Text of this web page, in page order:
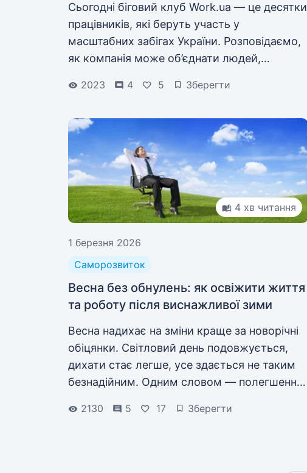
Сьогодні біговий клуб Work.ua — це десятки
працівників, які беруть участь у
масштабних забігах України. Розповідаємо,
як компанія може об’єднати людей,
спілкування і перетворити біг на частину
2023 4 5 Зберегти
4 хв читання
1 березня 2026
Саморозвиток
Весна без обнулень: як освіжити життя
та роботу після виснажливої зими
Весна надихає на зміни краще за новорічні
обіцянки. Світловий день подовжується,
дихати стає легше, усе здається не таким
безнадійним. Одним словом — полегшення!
щоб повернути собі ресурс. Розповідаємо,
2130 5 17 Зберегти